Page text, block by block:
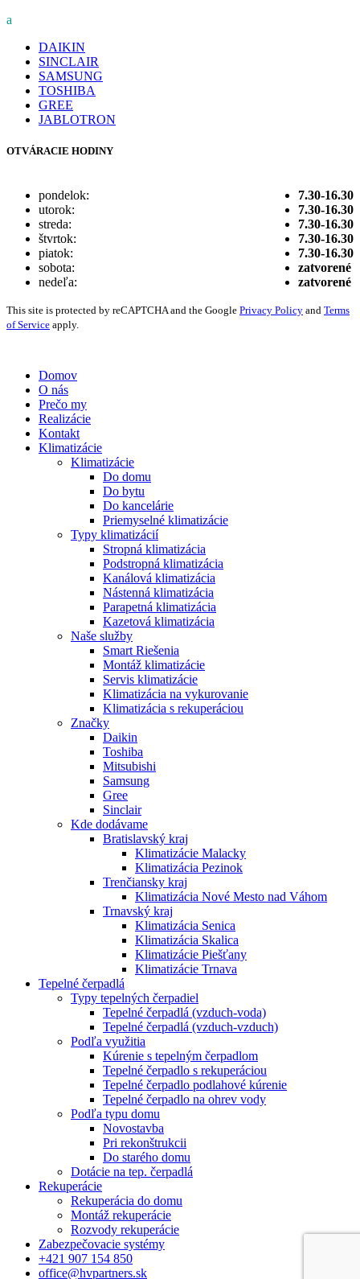
a
DAIKIN
SINCLAIR
SAMSUNG
TOSHIBA
GREE
JABLOTRON
OTVÁRACIE HODINY
pondelok:
utorok:
streda:
štvrtok:
piatok:
sobota:
nedeľa:
7.30-16.30
7.30-16.30
7.30-16.30
7.30-16.30
7.30-16.30
zatvorené
zatvorené
This site is protected by reCAPTCHA and the Google Privacy Policy and Terms
of Service apply.
Domov
O nás
Prečo my
Realizácie
Kontakt
Klimatizácie
Klimatizácie
Do domu
Do bytu
Do kancelárie
Priemyselné klimatizácie
Typy klimatizácií
Stropná klimatizácia
Podstropná klimatizácia
Kanálová klimatizácia
Nástenná klimatizácia
Parapetná klimatizácia
Kazetová klimatizácia
Naše služby
Smart Riešenia
Montáž klimatizácie
Servis klimatizácie
Klimatizácia na vykurovanie
Klimatizácia s rekuperáciou
Značky
Daikin
Toshiba
Mitsubishi
Samsung
Gree
Sinclair
Kde dodávame
Bratislavský kraj
Klimatizácie Malacky
Klimatizácia Pezinok
Trenčiansky kraj
Klimatizácia Nové Mesto nad Váhom
Trnavský kraj
Klimatizácia Senica
Klimatizácia Skalica
Klimatizácie Piešťany
Klimatizácie Trnava
Tepelné čerpadlá
Typy tepelných čerpadiel
Tepelné čerpadlá (vzduch-voda)
Tepelné čerpadlá (vzduch-vzduch)
Podľa využitia
Kúrenie s tepelným čerpadlom
Tepelné čerpadlo s rekuperáciou
Tepelné čerpadlo podlahové kúrenie
Tepelné čerpadlo na ohrev vody
Podľa typu domu
Novostavba
Pri rekonštrukcii
Do starého domu
Dotácie na tep. čerpadlá
Rekuperácie
Rekuperácia do domu
Montáž rekuperácie
Rozvody rekuperácie
Zabezpečovacie systémy
+421 907 154 850
office@hvpartners.sk